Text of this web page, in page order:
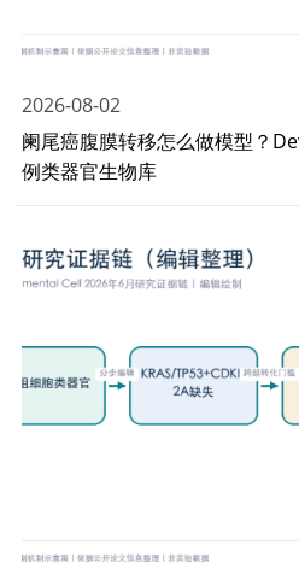
2026-08-02
阑尾癌腹膜转移怎么做模型？
例类器官生物库